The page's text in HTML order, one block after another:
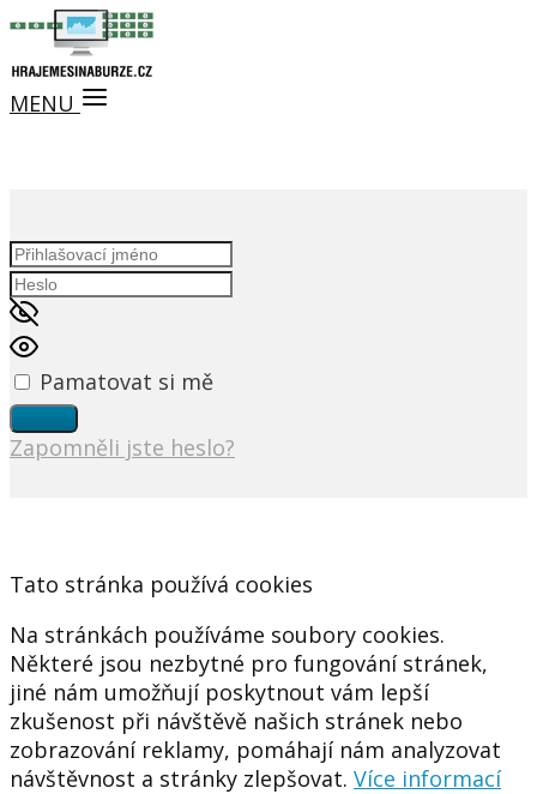
MENU
Pamatovat si mě
Zapomněli jste heslo?
Tato stránka používá cookies
Na stránkách používáme soubory cookies.
Některé jsou nezbytné pro fungování stránek,
jiné nám umožňují poskytnout vám lepší
zkušenost při návštěvě našich stránek nebo
zobrazování reklamy, pomáhají nám analyzovat
návštěvnost a stránky zlepšovat. Více informací